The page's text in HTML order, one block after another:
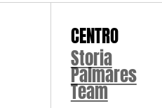
CENTRO
Storia
Palmares
Team